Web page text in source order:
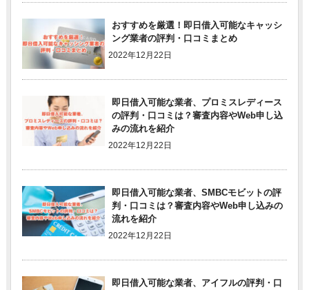
おすすめを厳選！即日借入可能なキャッシ
ング業者の評判・口コミまとめ
2022年12月22日
即日借入可能な業者、プロミスレディース
の評判・口コミは？審査内容やWeb申し込
みの流れを紹介
2022年12月22日
即日借入可能な業者、SMBCモビットの評
判・口コミは？審査内容やWeb申し込みの
流れを紹介
2022年12月22日
即日借入可能な業者、アイフルの評判・口